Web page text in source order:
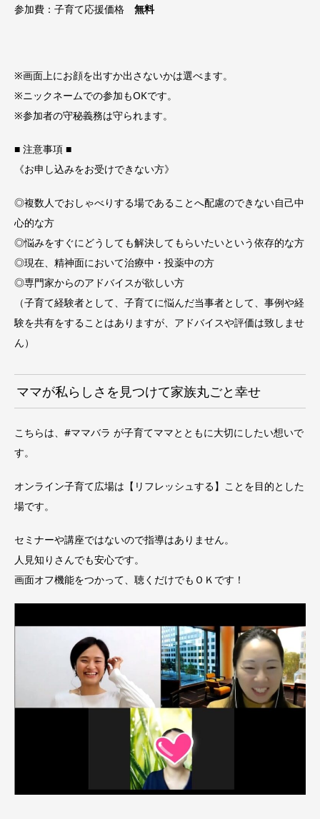
参加費：子育て応援価格 無料
※画面上にお顔を出すか出さないかは選べます。
※ニックネームでの参加もOKです。
※参加者の守秘義務は守られます。
■ 注意事項 ■
《お申し込みをお受けできない方》
◎複数人でおしゃべりする場であることへ配慮のできない自己中
心的な方
◎悩みをすぐにどうしても解決してもらいたいという依存的な方
◎現在、精神面において治療中・投薬中の方
◎専門家からのアドバイスが欲しい方
（子育て経験者として、子育てに悩んだ当事者として、事例や経
験を共有をすることはありますが、アドバイスや評価は致しませ
ん）
ママが私らしさを見つけて家族丸ごと幸せ
こちらは、#ママバラ が子育てママとともに大切にしたい想いで
す。
オンライン子育て広場は【リフレッシュする】ことを目的とした
場です。
セミナーや講座ではないので指導はありません。
人見知りさんでも安心です。
画面オフ機能をつかって、聴くだけでもＯＫです！